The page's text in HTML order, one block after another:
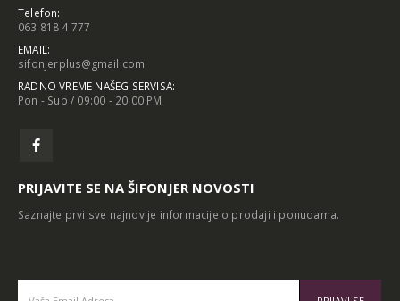
Telefon:
063 818 4 777
EMAIL:
sifonjerplus@gmail.com
RADNO VREME NAŠEG SERVISA:
Pon - Sub / 09:00 - 20:00 PM
PRIJAVITE SE NA ŠIFONJER NOVOSTI
Saznajte prvi sve najnovije informacije o prodaji i ponudama.